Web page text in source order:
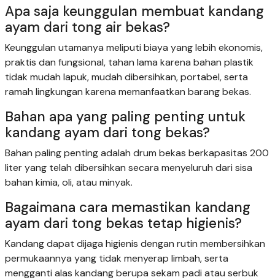
Apa saja keunggulan membuat kandang
ayam dari tong air bekas?
Keunggulan utamanya meliputi biaya yang lebih ekonomis,
praktis dan fungsional, tahan lama karena bahan plastik
tidak mudah lapuk, mudah dibersihkan, portabel, serta
ramah lingkungan karena memanfaatkan barang bekas.
Bahan apa yang paling penting untuk
kandang ayam dari tong bekas?
Bahan paling penting adalah drum bekas berkapasitas 200
liter yang telah dibersihkan secara menyeluruh dari sisa
bahan kimia, oli, atau minyak.
Bagaimana cara memastikan kandang
ayam dari tong bekas tetap higienis?
Kandang dapat dijaga higienis dengan rutin membersihkan
permukaannya yang tidak menyerap limbah, serta
mengganti alas kandang berupa sekam padi atau serbuk